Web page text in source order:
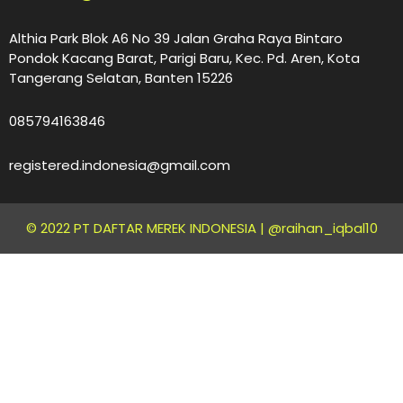
Althia Park Blok A6 No 39 Jalan Graha Raya Bintaro
Pondok Kacang Barat, Parigi Baru, Kec. Pd. Aren, Kota
Tangerang Selatan, Banten 15226
085794163846
registered.indonesia@gmail.com
© 2022 PT DAFTAR MEREK INDONESIA | @raihan_iqbal10